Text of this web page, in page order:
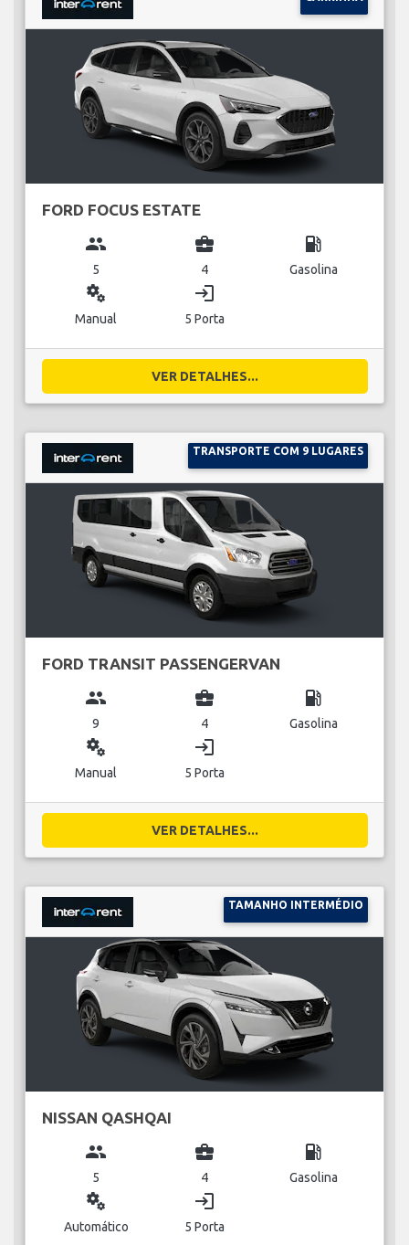
FORD FOCUS ESTATE
group
5
business_center
4
local_gas_station
Gasolina
miscellaneous_services
Manual
login
5 Porta
VER DETALHES...
TRANSPORTE COM 9 LUGARES
FORD TRANSIT PASSENGERVAN
group
9
business_center
4
local_gas_station
Gasolina
miscellaneous_services
Manual
login
5 Porta
VER DETALHES...
TAMANHO INTERMÉDIO
NISSAN QASHQAI
group
5
business_center
4
local_gas_station
Gasolina
miscellaneous_services
Automático
login
5 Porta